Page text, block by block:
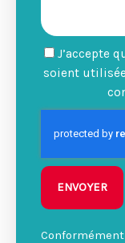
J’accepte
soient
ENVOYER